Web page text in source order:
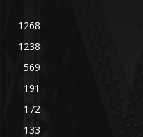
1268
1238
569
191
172
133